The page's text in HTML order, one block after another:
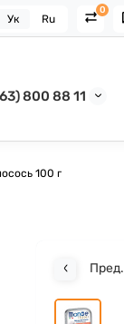
0
Ук Ru
800 88 11
100 г
Пред.